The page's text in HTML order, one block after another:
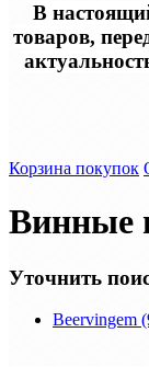
В
товаров,
Корзина покупок
Винные
Уточнить
Beervingem